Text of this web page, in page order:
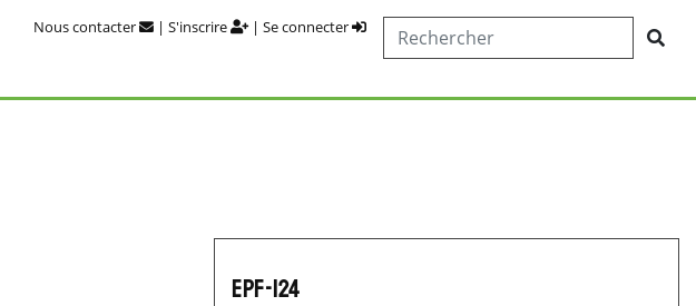
Nous contacter | S'inscrire | Se connecter
EPF-124